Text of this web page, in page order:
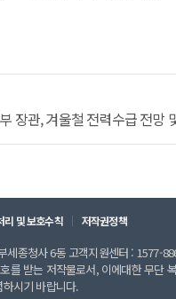
장관, 겨울철 전력수급 전망
리 및 보호수칙 저작권정책
세종청사 6동 고객지원센터 : 1577-
를 받는 저작물로서, 이에대한 무단
시기 바랍니다.